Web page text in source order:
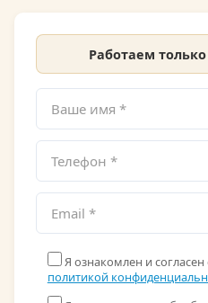
Работаем
Я ознакомлен и
политикой